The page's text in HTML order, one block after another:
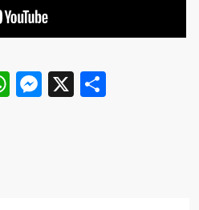
WhatsApp
Messenger
X